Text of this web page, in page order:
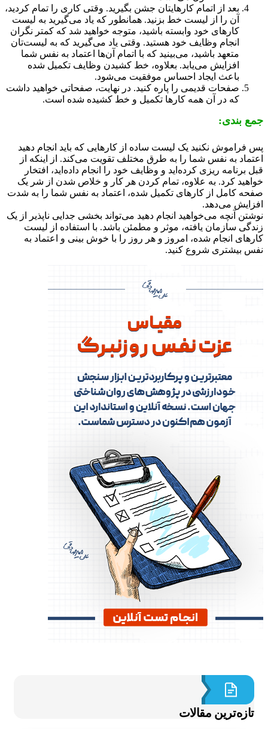
بعد از اتمام کارهایتان جشن بگیرید. وقتی کاری را تمام کردید،
آن را از لیست خط بزنید. همانطور که یاد می‌گیرید به لیست
کارهای خود وابسته باشید، متوجه خواهید شد که کمتر نگران
انجام وظایف خود هستید. وقتی یاد می‌گیرید که به لیست‌تان
متعهد باشید، می‌بینید که با اتمام آن‌ها اعتماد به نفس شما
افزایش می‌یابد. بعلاوه، خط کشیدن وظایف تکمیل شده
باعث ایجاد احساس موفقیت می‌شود.
صفحات قدیمی را پاره کنید. در نهایت، صفحاتی خواهید داشت
که در آن همه کارها تکمیل و خط کشیده شده است.
بندی:
نکنید یک لیست ساده از کارهایی که باید انجام دهید
به نفس شما را به طرق مختلف تقویت می‌کند. از اینکه از
برنامه ریزی کرده‌اید و وظایف خود را انجام داده‌اید، افتخار
کرد. به علاوه، تمام کردن هر کار و خلاص شدن از شر یک
کامل از کارهای تکمیل شده، اعتماد به نفس شما را به شدت
می‌دهد.
آنچه می‌خواهید انجام دهید می‌تواند بخشی جدایی ناپذیر از یک
سازمان یافته، موثر و مطمئن باشد. با استفاده از لیست
انجام شده، امروز و هر روز را با خوش بینی و اعتماد به
بیشتری شروع کنید.
مقالات